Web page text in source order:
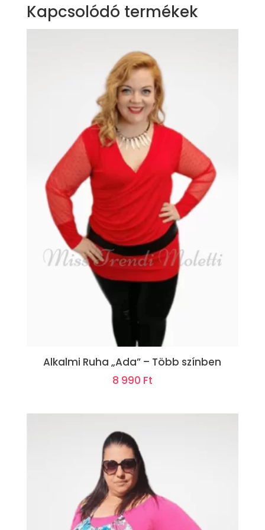
Kapcsolódó termékek
Alkalmi Ruha „Ada” – Több színben
8 990 Ft